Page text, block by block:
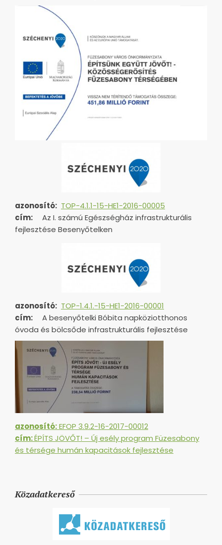
azonosító: TOP-4.1.1-15-HE1-2016-00005
cím:
Az I. számú Egészségház infrastrukturális
fejlesztése Besenyőtelken
azonosító: TOP-1.4.1.-15-HE1-2016-00001
cím:
A besenyőtelki Bóbita napköziotthonos
óvoda és bölcsőde infrastrukturális fejlesztése
azonosító:EFOP 3.9.2-16-2017-00012
cím:ÉPÍTS JÖVŐT! – Új esély program Füzesabony
és térsége humán kapacitások fejlesztése
Közadatkereső